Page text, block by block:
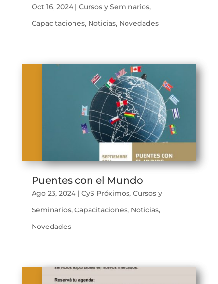
Oct 16, 2024| Cursos y Seminarios,
Capacitaciones, Noticias, Novedades
Puentes con el Mundo
Ago 23, 2024| CyS Próximos, Cursos y
Seminarios, Capacitaciones, Noticias,
Novedades